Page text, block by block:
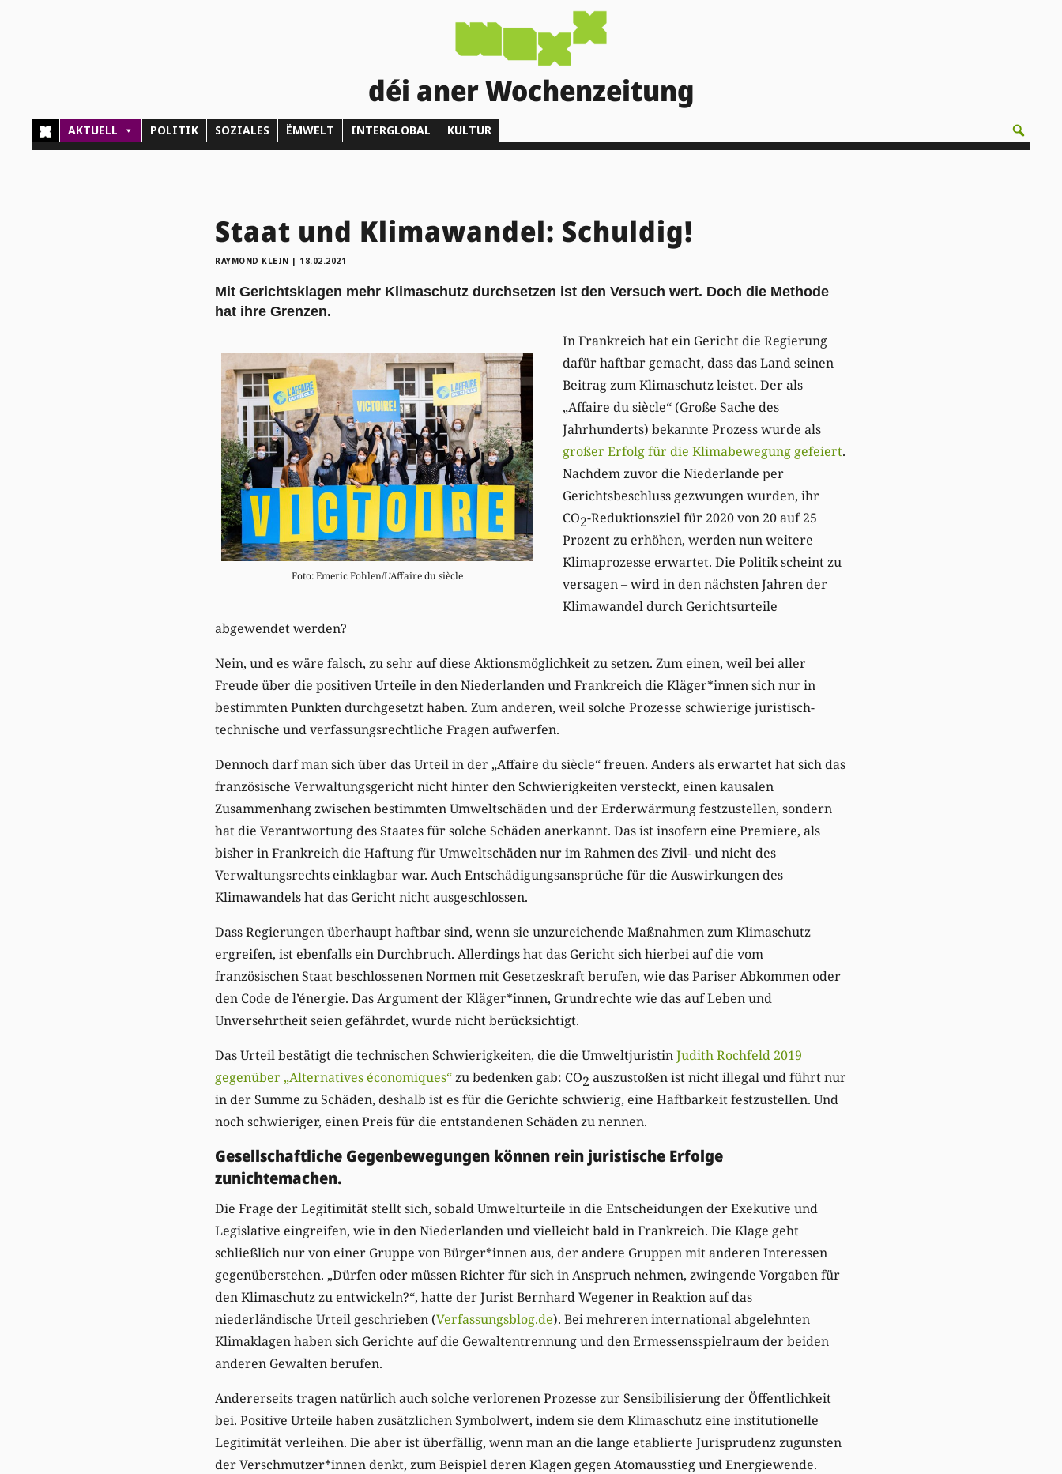
déi aner Wochenzeitung
AKTUELL POLITIK SOZIALES ËMWELT INTERGLOBAL KULTUR
Staat und Klimawandel: Schuldig!
RAYMOND KLEIN | 18.02.2021
Mit Gerichtsklagen mehr Klimaschutz durchsetzen ist den Versuch wert. Doch die Methode
hat ihre Grenzen.
Foto: Emeric Fohlen/L’Affaire du siècle
In Frankreich hat ein Gericht die Regierung
dafür haftbar gemacht, dass das Land seinen
Beitrag zum Klimaschutz leistet. Der als
„Affaire du siècle“ (Große Sache des
Jahrhunderts) bekannte Prozess wurde als
großer Erfolg für die Klimabewegung gefeiert.
Nachdem zuvor die Niederlande per
Gerichtsbeschluss gezwungen wurden, ihr
CO2-Reduktionsziel für 2020 von 20 auf 25
Prozent zu erhöhen, werden nun weitere
Klimaprozesse erwartet. Die Politik scheint zu
versagen – wird in den nächsten Jahren der
Klimawandel durch Gerichtsurteile
abgewendet werden?
Nein, und es wäre falsch, zu sehr auf diese Aktionsmöglichkeit zu setzen. Zum einen, weil bei aller
Freude über die positiven Urteile in den Niederlanden und Frankreich die Kläger*innen sich nur in
bestimmten Punkten durchgesetzt haben. Zum anderen, weil solche Prozesse schwierige juristisch-
technische und verfassungsrechtliche Fragen aufwerfen.
Dennoch darf man sich über das Urteil in der „Affaire du siècle“ freuen. Anders als erwartet hat sich das
französische Verwaltungsgericht nicht hinter den Schwierigkeiten versteckt, einen kausalen
Zusammenhang zwischen bestimmten Umweltschäden und der Erderwärmung festzustellen, sondern
hat die Verantwortung des Staates für solche Schäden anerkannt. Das ist insofern eine Premiere, als
bisher in Frankreich die Haftung für Umweltschäden nur im Rahmen des Zivil- und nicht des
Verwaltungsrechts einklagbar war. Auch Entschädigungsansprüche für die Auswirkungen des
Klimawandels hat das Gericht nicht ausgeschlossen.
Dass Regierungen überhaupt haftbar sind, wenn sie unzureichende Maßnahmen zum Klimaschutz
ergreifen, ist ebenfalls ein Durchbruch. Allerdings hat das Gericht sich hierbei auf die vom
französischen Staat beschlossenen Normen mit Gesetzeskraft berufen, wie das Pariser Abkommen oder
den Code de l’énergie. Das Argument der Kläger*innen, Grundrechte wie das auf Leben und
Unversehrtheit seien gefährdet, wurde nicht berücksichtigt.
Das Urteil bestätigt die technischen Schwierigkeiten, die die UmweltjuristinJudith Rochfeld 2019
gegenüber „Alternatives économiques“zu bedenken gab: CO2 auszustoßen ist nicht illegal und führt nur
in der Summe zu Schäden, deshalb ist es für die Gerichte schwierig, eine Haftbarkeit festzustellen. Und
noch schwieriger, einen Preis für die entstandenen Schäden zu nennen.
Gesellschaftliche Gegenbewegungen können rein juristische Erfolge
zunichtemachen.
Die Frage der Legitimität stellt sich, sobald Umwelturteile in die Entscheidungen der Exekutive und
Legislative eingreifen, wie in den Niederlanden und vielleicht bald in Frankreich. Die Klage geht
schließlich nur von einer Gruppe von Bürger*innen aus, der andere Gruppen mit anderen Interessen
gegenüberstehen. „Dürfen oder müssen Richter für sich in Anspruch nehmen, zwingende Vorgaben für
den Klimaschutz zu entwickeln?“, hatte der Jurist Bernhard Wegener in Reaktion auf das
niederländische Urteil geschrieben (Verfassungsblog.de). Bei mehreren international abgelehnten
Klimaklagen haben sich Gerichte auf die Gewaltentrennung und den Ermessensspielraum der beiden
anderen Gewalten berufen.
Andererseits tragen natürlich auch solche verlorenen Prozesse zur Sensibilisierung der Öffentlichkeit
bei. Positive Urteile haben zusätzlichen Symbolwert, indem sie dem Klimaschutz eine institutionelle
Legitimität verleihen. Die aber ist überfällig, wenn man an die lange etablierte Jurisprudenz zugunsten
der Verschmutzer*innen denkt, zum Beispiel deren Klagen gegen Atomausstieg und Energiewende.